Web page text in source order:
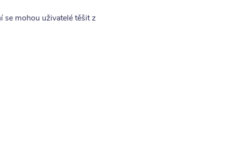
se mohou uživatelé těšit z